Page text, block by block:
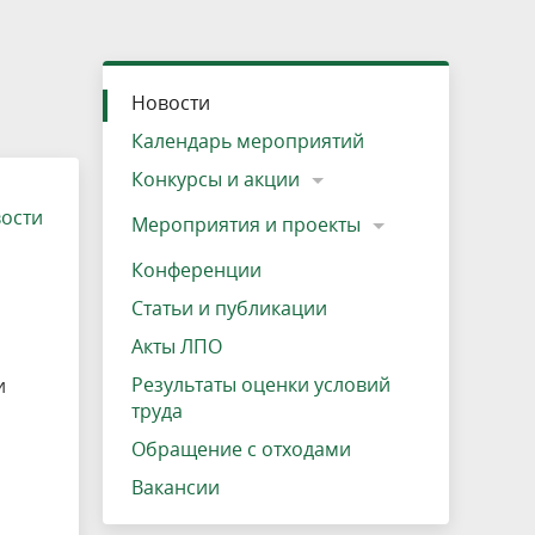
Озеро Плещеево
Вакансии
Экологические тропы и туристские
маршруты
Прокат велосипедов
Адрес, телефон, схема проезда
Результаты оценки условий труда
Интерактивная карта
Кадастр объектов животного мира, не
отнесенных к объектам охоты
Новости
Календарь мероприятий
Конкурсы и акции
Мероприятия и проекты
Конференции
Статьи и публикации
Акты ЛПО
Результаты оценки условий
труда
Обращение с отходами
Вакансии